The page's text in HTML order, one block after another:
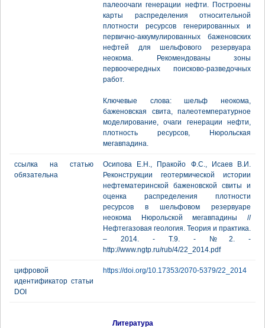
палеоочаги генерации нефти. Построены
карты распределения относительной
плотности ресурсов генерированных и
первично-аккумулированных баженовских
нефтей для шельфового резервуара
неокома. Рекомендованы зоны
первоочередных поисково-разведочных
работ.
Ключевые слова: шельф неокома,
баженовская свита, палеотемпературное
моделирование, очаги генерации нефти,
плотность ресурсов, Нюрольская
мегавпадина.
ссылка на статью
обязательна
Осипова Е.Н., Пракойо Ф.С., Исаев В.И.
Реконструкции геотермической истории
нефтематеринской баженовской свиты и
оценка распределения плотности
ресурсов в шельфовом резервуаре
неокома Нюрольской мегавпадины //
Нефтегазовая геология. Теория и практика.
– 2014. - Т.9. - №2. -
http://www.ngtp.ru/rub/4/22_2014.pdf
цифровой
идентификатор статьи
DOI
https://doi.org/10.17353/2070-5379/22_2014
Литература